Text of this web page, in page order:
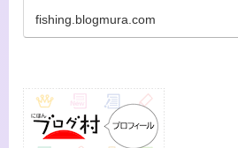
fishing.blogmura.com